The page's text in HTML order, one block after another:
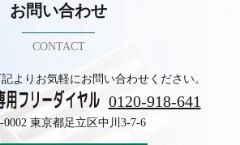
お問い合わせ
CONTACT
よりお気軽にお問い合わせください。
0120-918-641
0002 東京都足立区中川3-7-6